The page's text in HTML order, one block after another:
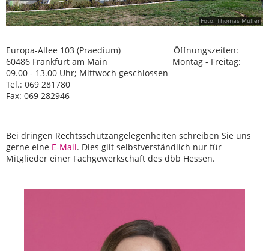
Foto: Thomas Müller
Europa-Allee 103 (Praedium) Öffnungszeiten:
60486 Frankfurt am Main Montag - Freitag:
09.00 - 13.00 Uhr; Mittwoch geschlossen
Tel.: 069 281780
Fax: 069 282946
Bei dringen Rechtsschutzangelegenheiten schreiben Sie uns
gerne eine E-Mail. Dies gilt selbstverständlich nur für
Mitglieder einer Fachgewerkschaft des dbb Hessen.